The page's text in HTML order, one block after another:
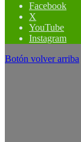
Facebook
X
YouTube
Instagram
Botón volver arriba